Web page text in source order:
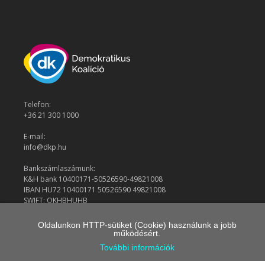
Telefon:
+36 21 300 1000
E-mail:
info@dkp.hu
Bankszámlaszámunk:
K&H bank 10400171-50526590-49821008
IBAN HU72 10400171 50526590 49821008
SWIFT: OKHBHUHB
© 2026 Demokratikus Koalíció
Oldalunkon HTTP-sütiket (Cookie) használunk a jobb
működésért.
További információk